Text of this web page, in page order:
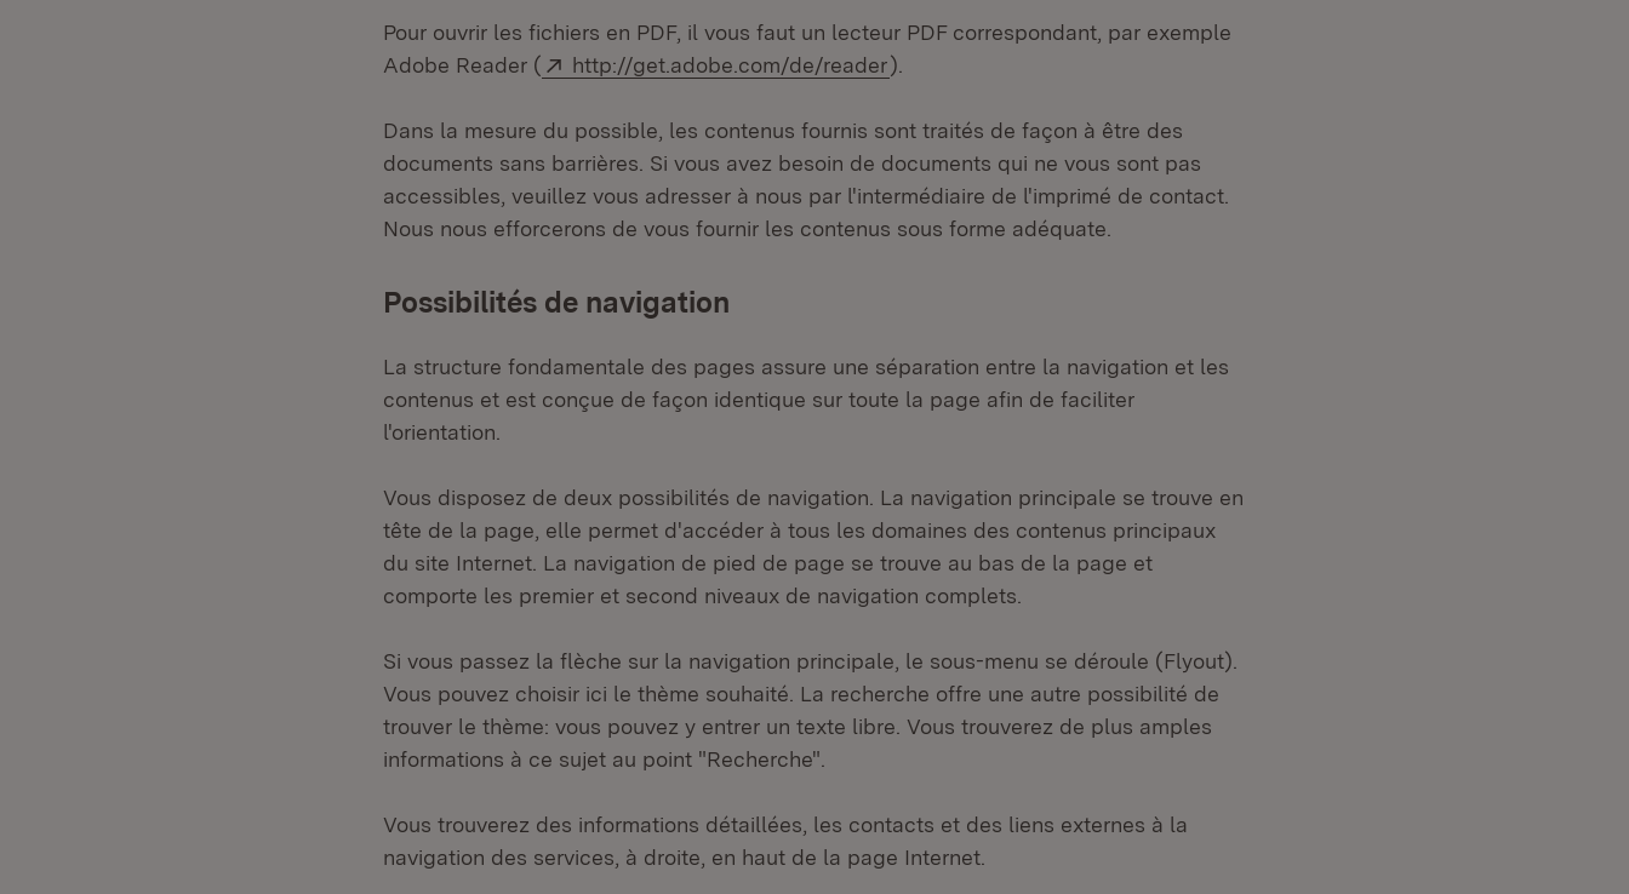
Pour ouvrir les fichiers en PDF, il vous faut un lecteur PDF correspondant, par exemple
Adobe Reader (
Externe:
http://get.adobe.com/de/reader(S’ouvre dans un nouvel onglet)
).
Dans la mesure du possible, les contenus fournis sont traités de façon à être des
documents sans barrières. Si vous avez besoin de documents qui ne vous sont pas
accessibles, veuillez vous adresser à nous par l'intermédiaire de l'imprimé de contact.
Nous nous efforcerons de vous fournir les contenus sous forme adéquate.
Possibilités de navigation
La structure fondamentale des pages assure une séparation entre la navigation et les
contenus et est conçue de façon identique sur toute la page afin de faciliter
l'orientation.
Vous disposez de deux possibilités de navigation. La navigation principale se trouve en
tête de la page, elle permet d'accéder à tous les domaines des contenus principaux
du site Internet. La navigation de pied de page se trouve au bas de la page et
comporte les premier et second niveaux de navigation complets.
Si vous passez la flèche sur la navigation principale, le sous-menu se déroule (Flyout).
Vous pouvez choisir ici le thème souhaité. La recherche offre une autre possibilité de
trouver le thème: vous pouvez y entrer un texte libre. Vous trouverez de plus amples
informations à ce sujet au point "Recherche".
Vous trouverez des informations détaillées, les contacts et des liens externes à la
navigation des services, à droite, en haut de la page Internet.